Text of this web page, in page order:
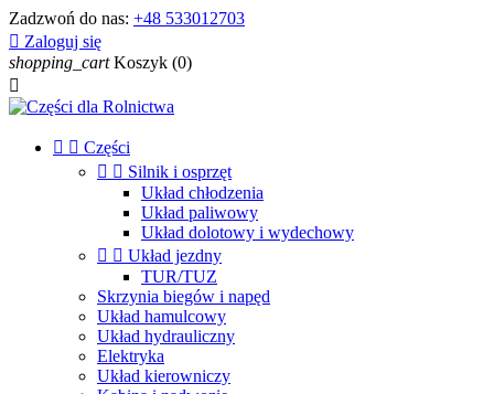
Zadzwoń do nas: +48 533012703
 Zaloguj się
shopping_cart Koszyk (0)

  Części
  Silnik i osprzęt
Układ chłodzenia
Układ paliwowy
Układ dolotowy i wydechowy
  Układ jezdny
TUR/TUZ
Skrzynia biegów i napęd
Układ hamulcowy
Układ hydrauliczny
Elektryka
Układ kierowniczy